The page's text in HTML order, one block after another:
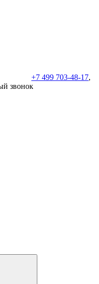
+7 499 703-48-17,
звонок